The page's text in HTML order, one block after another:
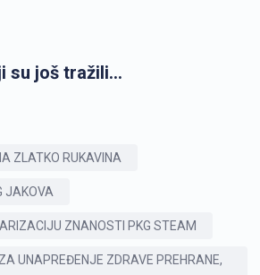
su još tražili...
ZLATKO RUKAVINA
JAKOVA
ZNANOSTI PKG STEAM
UNAPREĐENJE ZDRAVE PREHRANE,